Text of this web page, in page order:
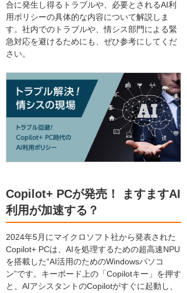
合に発生し得るトラブルや、必要とされるAI利
用ポリシーの具体的な内容について解説しま
す。社内でのトラブルや、情シス部門による緊
急対応を避けるためにも、ぜひ参考にしてくだ
さい。
Copilot+ PCが発売！ ますますAI
利用が加速する？
2024年5月にマイクロソフト社から発表された
Copilot+ PCは、AIを処理するための超高速NPU
を搭載した“AI活用のためのWindowsパソコ
ン”です。キーボード上の「Copilotキー」を押す
と、AIアシスタントのCopilotがすぐに起動し、